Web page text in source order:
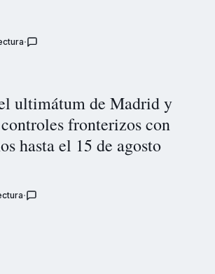
ultimátum de Madrid y
fronterizos con
hasta el 15 de agosto